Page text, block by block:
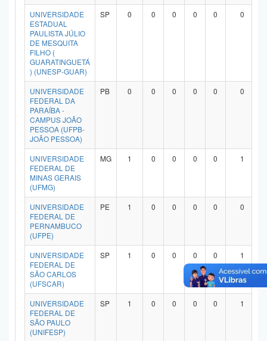
UNIVERSIDADE
ESTADUAL
PAULISTA JÚLIO
DE MESQUITA
FILHO (
GUARATINGUETÁ
) (UNESP-GUAR)
SP 0 0 0 0 0 0
UNIVERSIDADE
FEDERAL DA
PARAÍBA -
CAMPUS JOÃO
PESSOA (UFPB-
JOÃO PESSOA)
PB 0 0 0 0 0 0
UNIVERSIDADE
FEDERAL DE
MINAS GERAIS
(UFMG)
MG 1 0 0 0 0 1
UNIVERSIDADE
FEDERAL DE
PERNAMBUCO
(UFPE)
PE 1 0 0 0 0 0
UNIVERSIDADE
FEDERAL DE
SÃO CARLOS
(UFSCAR)
SP 1 0 0 0 0 1
UNIVERSIDADE
FEDERAL DE
SÃO PAULO
(UNIFESP)
SP 1 0 0 0 0 1